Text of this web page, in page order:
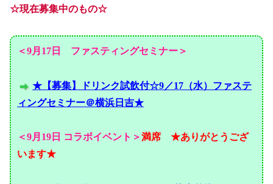
☆現在募集中のもの☆
＜9月17日 ファスティングセミナー＞
★【募集】ドリンク試飲付☆9／17（水）ファステ
ィングセミナー＠横浜日吉★
＜9月19日 コラボイベント＞満席 ★ありがとうござ
います★